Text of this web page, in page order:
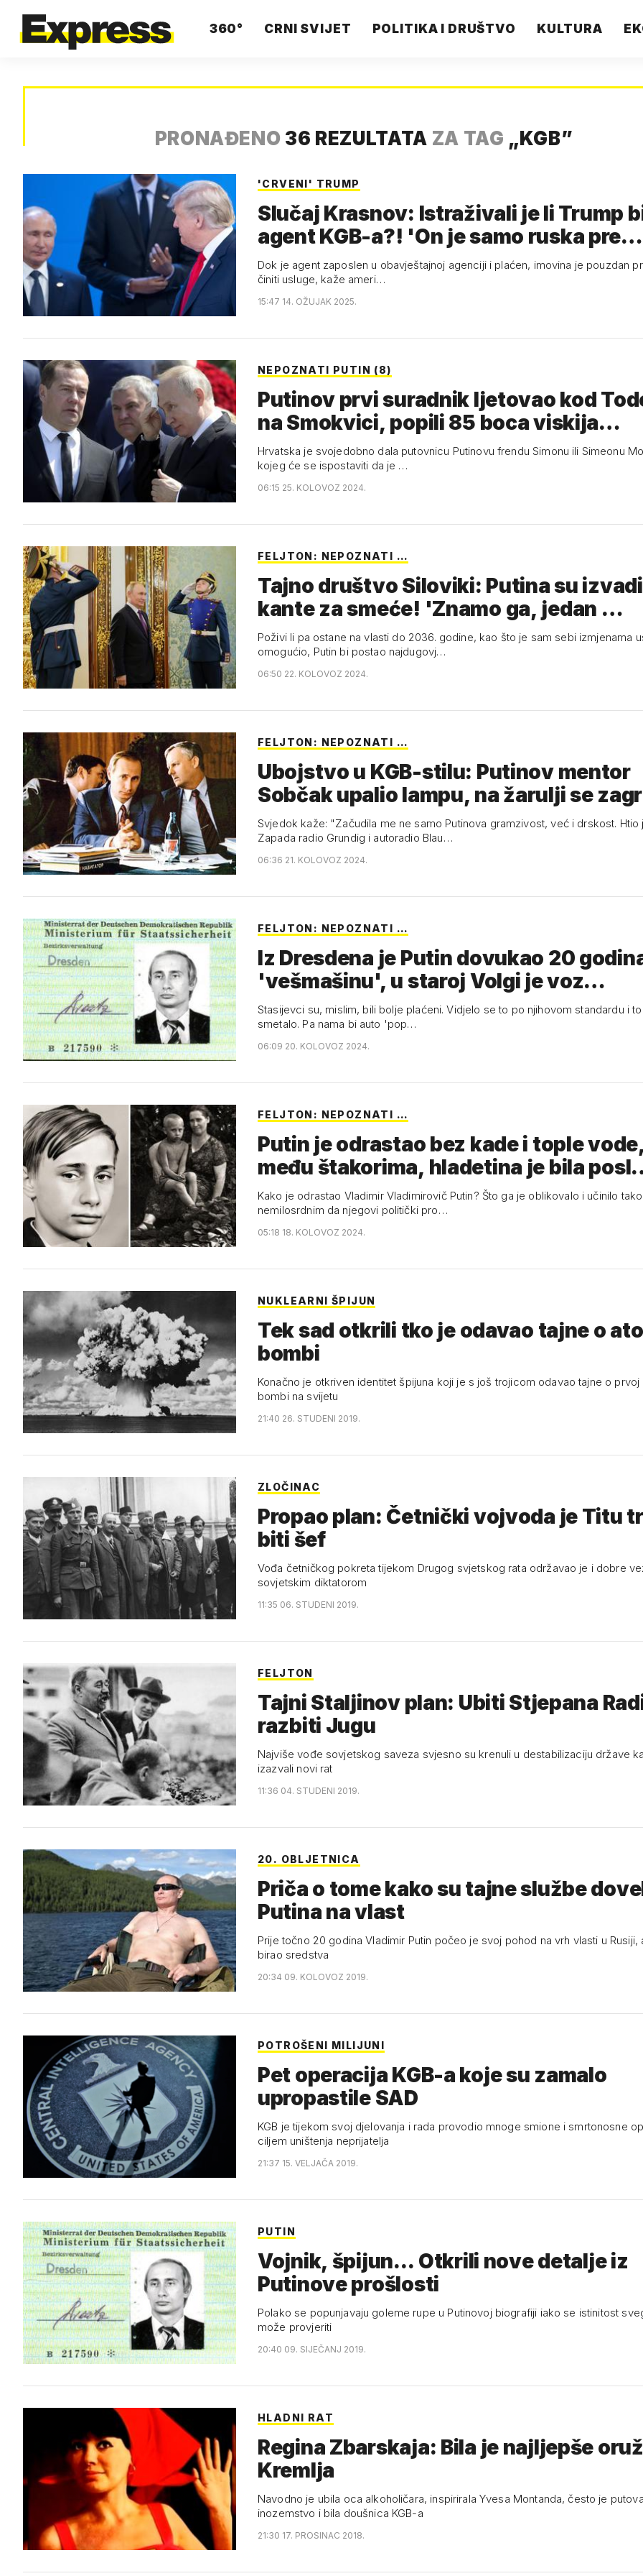
360° CRNI SVIJET POLITIKA I DRUŠTVO KULTURA
PRONAĐENO 36 REZULTATA ZA TAG „KGB”
'CRVENI' TRUMP
Slučaj Krasnov: Istraživali je li Trump
agent KGB-a?! 'On je samo ruska pre…
Dok je agent zaposlen u obavještajnoj agenciji i plaćen, imovina je pouzdan
činiti usluge, kaže ameri…
15:47 14. OŽUJAK 2025.
NEPOZNATI PUTIN (8)
Putinov prvi suradnik ljetovao kod
na Smokvici, popili 85 boca viskija…
Hrvatska je svojedobno dala putovnicu Putinovu frendu Simonu ili Simeonu
kojeg će se ispostaviti da je …
06:15 25. KOLOVOZ 2024.
FELJTON: NEPOZNATI …
Tajno društvo Siloviki: Putina su
kante za smeće! 'Znamo ga, jedan …
Poživi li pa ostane na vlasti do 2036. godine, kao što je sam sebi izmjenama
omogućio, Putin bi postao najdugovj…
06:50 22. KOLOVOZ 2024.
FELJTON: NEPOZNATI …
Ubojstvo u KGB-stilu: Putinov mentor
Sobčak upalio lampu, na žarulji se
Svjedok kaže: "Začudila me ne samo Putinova gramzivost, već i drskost. Htio
Zapada radio Grundig i autoradio Blau…
06:36 21. KOLOVOZ 2024.
FELJTON: NEPOZNATI …
Iz Dresdena je Putin dovukao 20
'vešmašinu', u staroj Volgi je voz…
Stasijevci su, mislim, bili bolje plaćeni. Vidjelo se to po njihovom standardu i
smetalo. Pa nama bi auto 'pop…
06:09 20. KOLOVOZ 2024.
FELJTON: NEPOZNATI …
Putin je odrastao bez kade i tople vode,
među štakorima, hladetina je bila
Kako je odrastao Vladimir Vladimirovič Putin? Što ga je oblikovalo i učinilo tako
nemilosrdnim da njegovi politički pro…
05:18 18. KOLOVOZ 2024.
NUKLEARNI ŠPIJUN
Tek sad otkrili tko je odavao tajne o
bombi
Konačno je otkriven identitet špijuna koji je s još trojicom odavao tajne o
bombi na svijetu
21:40 26. STUDENI 2019.
ZLOČINAC
Propao plan: Četnički vojvoda je Titu
biti šef
Vođa četničkog pokreta tijekom Drugog svjetskog rata održavao je i dobre
sovjetskim diktatorom
11:35 06. STUDENI 2019.
FELJTON
Tajni Staljinov plan: Ubiti Stjepana
razbiti Jugu
Najviše vođe sovjetskog saveza svjesno su krenuli u destabilizaciju države
izazvali novi rat
11:36 04. STUDENI 2019.
20. OBLJETNICA
Priča o tome kako su tajne službe
Putina na vlast
Prije točno 20 godina Vladimir Putin počeo je svoj pohod na vrh vlasti u Rusiji,
birao sredstva
20:34 09. KOLOVOZ 2019.
POTROŠENI MILIJUNI
Pet operacija KGB-a koje su zamalo
upropastile SAD
KGB je tijekom svoj djelovanja i rada provodio mnoge smione i smrtonosne
ciljem uništenja neprijatelja
21:37 15. VELJAČA 2019.
PUTIN
Vojnik, špijun... Otkrili nove detalje iz
Putinove prošlosti
Polako se popunjavaju goleme rupe u Putinovoj biografiji iako se istinitost
može provjeriti
20:40 09. SIJEČANJ 2019.
HLADNI RAT
Regina Zbarskaja: Bila je najljepše
Kremlja
Navodno je ubila oca alkoholičara, inspirirala Yvesa Montanda, često je
inozemstvo i bila doušnica KGB-a
21:30 17. PROSINAC 2018.